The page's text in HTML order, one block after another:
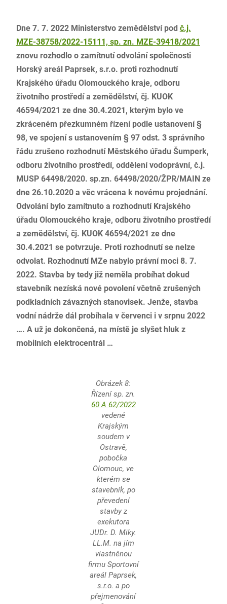
Dne 7. 7. 2022 Ministerstvo zemědělství pod č.j.
MZE-38758/2022-15111, sp. zn. MZE-39418/2021
znovu rozhodlo o zamítnutí odvolání společnosti
Horský areál Paprsek, s.r.o. proti rozhodnutí
Krajského úřadu Olomouckého kraje, odboru
životního prostředí a zemědělství, čj. KUOK
46594/2021 ze dne 30.4.2021, kterým bylo ve
zkráceném přezkumném řízení podle ustanovení §
98, ve spojení s ustanovením § 97 odst. 3 správního
řádu zrušeno rozhodnutí Městského úřadu Šumperk,
odboru životního prostředí, oddělení vodoprávní, č.j.
MUSP 64498/2020. sp.zn. 64498/2020/ŽPR/MAIN ze
dne 26.10.2020 a věc vrácena k novému projednání.
Odvolání bylo zamítnuto a rozhodnutí Krajského
úřadu Olomouckého kraje, odboru životního prostředí
a zemědělství, čj. KUOK 46594/2021 ze dne
30.4.2021 se potvrzuje. Proti rozhodnutí se nelze
odvolat. Rozhodnutí MZe nabylo právní moci 8. 7.
2022. Stavba by tedy již neměla probíhat dokud
stavebník nezíská nové povolení včetně zrušených
podkladních závazných stanovisek. Jenže, stavba
vodní nádrže dál probíhala v červenci i v srpnu 2022
…. A už je dokončená, na místě je slyšet hluk z
mobilních elektrocentrál …
Obrázek 8:
Řízení sp. zn.
60 A 62/2022
vedené
Krajským
soudem v
Ostravě,
pobočka
Olomouc, ve
kterém se
stavebník, po
převedení
stavby z
exekutora
JUDr. D. Miky.
LL.M. na jím
vlastněnou
firmu Sportovní
areál Paprsek,
s.r.o. a po
přejmenování